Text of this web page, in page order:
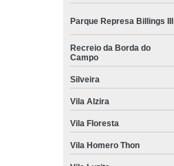
Parque Represa Billings III
Recreio da Borda do
Campo
Silveira
Vila Alzira
Vila Floresta
Vila Homero Thon